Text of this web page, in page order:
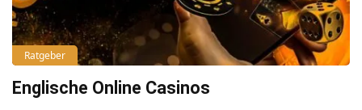
Ratgeber
Englische Online Casinos